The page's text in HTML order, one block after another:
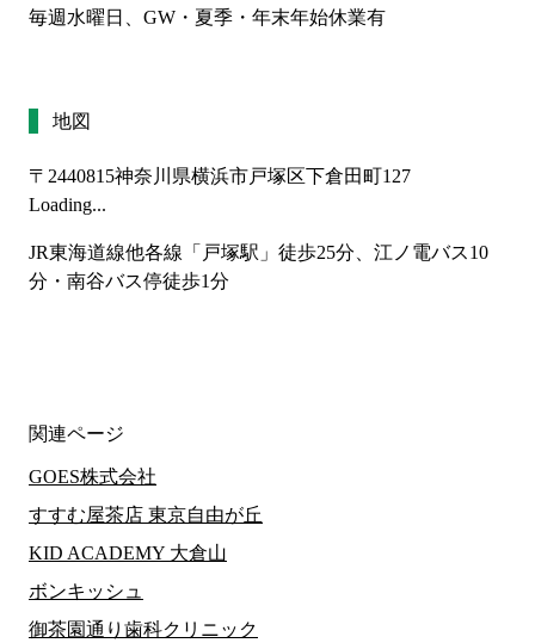
毎週水曜日、GW・夏季・年末年始休業有
地図
〒2440815神奈川県横浜市戸塚区下倉田町127
Loading...
JR東海道線他各線「戸塚駅」徒歩25分、江ノ電バス10
分・南谷バス停徒歩1分
関連ページ
GOES株式会社
すすむ屋茶店 東京自由が丘
KID ACADEMY 大倉山
ボンキッシュ
御茶園通り歯科クリニック